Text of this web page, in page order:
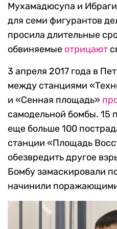
Мухамадюсупа и
для семи фигурантов
просила длительные
обвиняемые отрицают
3 апреля 2017 года в
между станциями
и «Сенная площадь»
самодельной бомбы. 15
еще больше 100
станции «Площадь
обезвредить другое
Бомбу замаскировали
начинили